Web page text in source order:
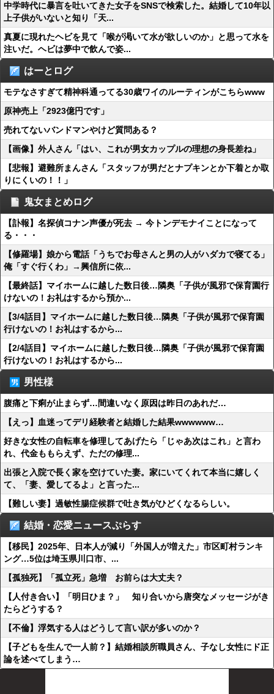
中学時代に暴言を吐いてきた女子をSNSで検索した。結婚して10年以
上子供がいないと知り「天...
真夏に現れたヘビを見て「喉が渇いて水が欲しいのか」と思って水を
注いだ。ヘビは夢中で飲んで姿...
はーとログ
モテなさすぎて精神科通ってる30歳ワイのルーティンがこちらwww
原神売上「2923億円です」
売れてないバンドマンやけど質問ある？
【画像】外人さん「はい、これが男女カップルの理想の身長差ね」
【悲報】避難所まんさん「スタッフが男だとナプキンとか下着とか取
りにくいの！！」
鬼女まとめログ
【訃報】名探偵コナン声優が死去 → 今トンデモナイことになって
る・・・
【修羅場】娘から電話「うちでお母さんと男の人がハダカで寝てる」
俺「すぐ行くわ」→興信所に依...
【最終話】マイホームに越した数日後…隣奥「子供が風邪で保育園行
けないの！お礼はするから預か...
【3/4話目】マイホームに越した数日後…隣奥「子供が風邪で保育園
行けないの！お礼はするから...
【2/4話目】マイホームに越した数日後…隣奥「子供が風邪で保育園
行けないの！お礼はするから...
男性様
腹痛と下痢が止まらず…間違いなく原因は昨日のあれだ…
【えっ】血迷ってデリ経験者と結婚した結果wwwwww…
好きな女性の自転車を修理してあげたら「じゃあ次はこれ」と言わ
れ、代金ももらえず、ただの修理...
出張と入院で長く家を空けていた妻。家にいてくれて本当に嬉しく
て、「妻、愛してるよ」と言った...
【難しい妻】過敏性腸症候群で吐き気がひどくなるらしい。
結婚・恋愛ニュースぷらす
【移民】2025年、日本人が減り「外国人が増えた」市区町村ランキ
ング…5位は埼玉県川口市、...
【孤独死】「孤立死」急増 お前らは大丈夫？
【人付き合い】「明日ひま？」 知り合いから唐突なメッセージがき
たらどうする？
【不倫】浮気する人はどうして言い訳が多いのか？
【子どもを生んで一人前？】結婚相談所職員さん、子なし女性にド正
論を述べてしまう…